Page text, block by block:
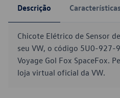
Descrição
Chicote Elétrico de Sensor
seu VW, o código 5U0-927-
Voyage Gol Fox SpaceFox.
loja virtual oficial da VW.